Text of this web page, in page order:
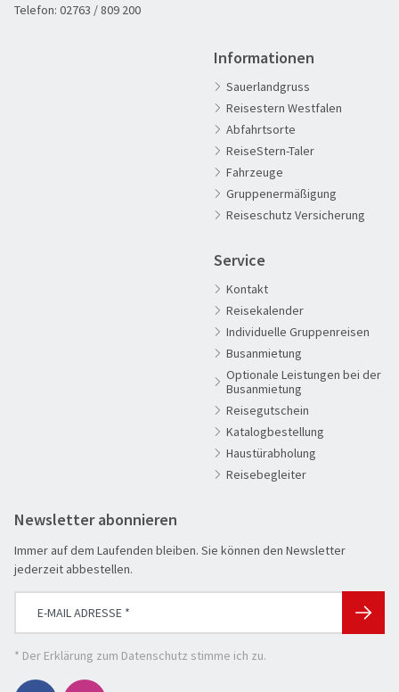
SUCHEN & BUCHEN
Reisekategorie
Advents-, Weihnachts- & Silvesterreisen
Eröffnungs- & Abschlussreisen
Genussreise
Herbstreise
Leserreisen
Osterreisen
PREMIUM-Bus
Telefon: 02763 / 809 200
Informationen
Sauerlandgruss
Reisestern Westfalen
Abfahrtsorte
ReiseStern-Taler
Fahrzeuge
Gruppenermäßigung
Reiseschutz Versicherung
Service
Kontakt
Reisekalender
Individuelle Gruppenreisen
Busanmietung
Optionale Leistungen bei der
Busanmietung
Reisegutschein
Katalogbestellung
Haustürabholung
Reisebegleiter
Newsletter abonnieren
Immer auf dem Laufenden bleiben. Sie können den Newsletter
jederzeit abbestellen.
* Der Erklärung zum Datenschutz stimme ich zu.